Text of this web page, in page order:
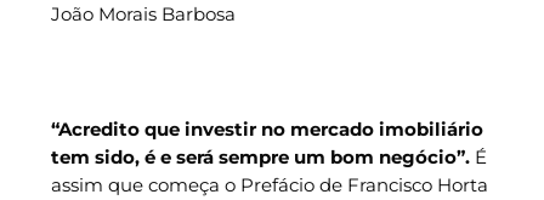
João Morais Barbosa
“Acredito que investir no mercado imobiliário
tem sido, é e será sempre um bom negócio”.É
assim que começa o Prefácio de Francisco Horta